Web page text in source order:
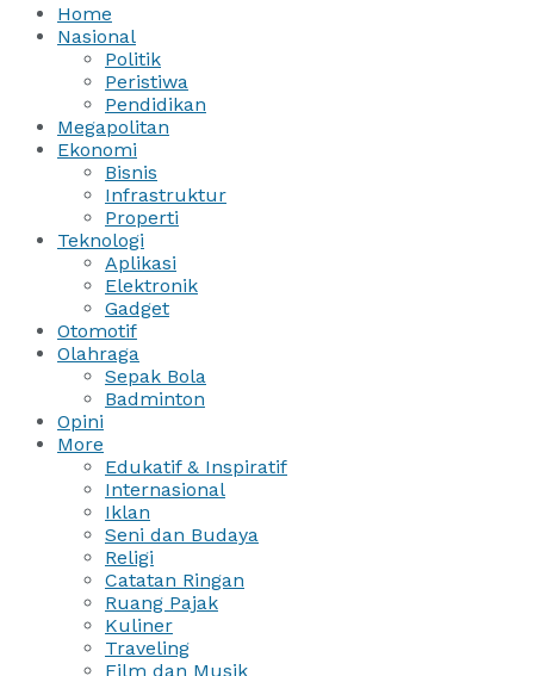
Home
Nasional
Politik
Peristiwa
Pendidikan
Megapolitan
Ekonomi
Bisnis
Infrastruktur
Properti
Teknologi
Aplikasi
Elektronik
Gadget
Otomotif
Olahraga
Sepak Bola
Badminton
Opini
More
Edukatif & Inspiratif
Internasional
Iklan
Seni dan Budaya
Religi
Catatan Ringan
Ruang Pajak
Kuliner
Traveling
Film dan Musik